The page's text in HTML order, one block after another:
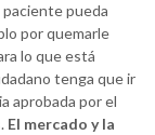
pueda
por quemarle
lo que está
tenga que ir
aprobada por el
El mercado y la